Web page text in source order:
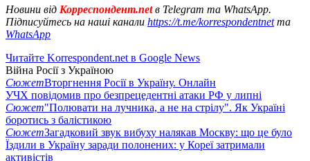
Новини від Корреспондент.netв Telegram та WhatsApp.
Підписуйтесь на наші канали https://t.me/korrespondentnetта
WhatsApp
Читайте Korrespondent.net в Google News
Війна Росії з Україною
СюжетВторгнення Росії в Україну. Онлайн
УЧХ повідомив про безпрецедентні атаки РФ у липні
Сюжет"Полювати на лучника, а не на стрілу". Як Україні
боротись з балістикою
СюжетЗагадковий звук вибуху налякав Москву: що це було
Їздили в Україну заради полонених: у Кореї затримали
активістів